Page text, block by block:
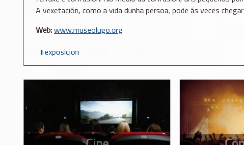
A vexetación, como a vida dunha persoa, pode ás veces
Web:www.museolugo.org
exposicion